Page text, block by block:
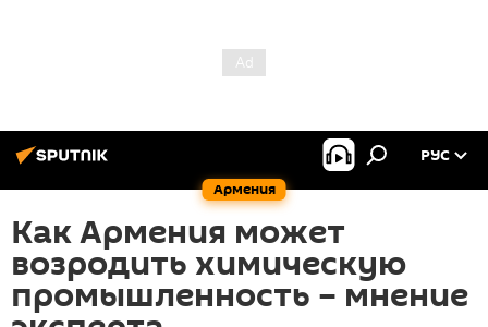
Армения
РУС
Как Армения может
возродить химическую
промышленность – мнение